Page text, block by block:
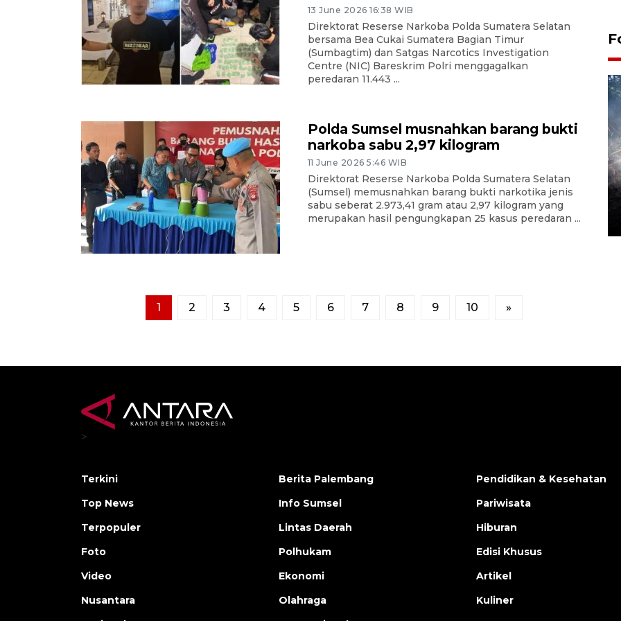
13 June 2026 16:38 WIB
Direktorat Reserse Narkoba Polda Sumatera Selatan
bersama Bea Cukai Sumatera Bagian Timur
(Sumbagtim) dan Satgas Narcotics Investigation
Centre (NIC) Bareskrim Polri menggagalkan
peredaran 11.443 ...
Polda Sumsel musnahkan barang bukti
narkoba sabu 2,97 kilogram
11 June 2026 5:46 WIB
Direktorat Reserse Narkoba Polda Sumatera Selatan
(Sumsel) memusnahkan barang bukti narkotika jenis
sabu seberat 2.973,41 gram atau 2,97 kilogram yang
merupakan hasil pengungkapan 25 kasus peredaran ...
1 2 3 4 5 6 7 8 9 10 »
Alokasi anggaran untuk bibit
kopi arabika Gayo
15 June 2026 11:15 WIB
>
Terkini
Top News
Terpopuler
Foto
Video
Nusantara
Berita Palembang
Info Sumsel
Lintas Daerah
Polhukam
Ekonomi
Olahraga
Pendidikan & Kesehatan
Pariwisata
Hiburan
Edisi Khusus
Artikel
Kuliner